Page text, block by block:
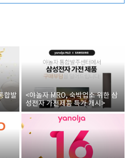
합발
<야놀자 MRO, 숙박업소 위한 삼
성전자 가전제품 특가 개시>